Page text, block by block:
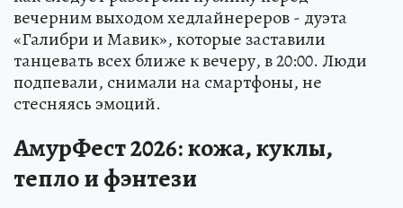
вечерним выходом хедлайнереров - дуэта
«Галибри и Мавик», которые заставили
танцевать всех ближе к вечеру, в 20:00. Люди
подпевали, снимали на смартфоны, не
стесняясь эмоций.
АмурФест 2026: кожа, куклы,
тепло и фэнтези